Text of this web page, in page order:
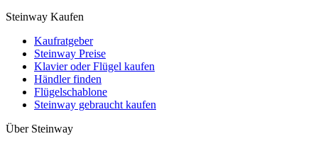
Steinway Kaufen
Kaufratgeber
Steinway Preise
Klavier oder Flügel kaufen
Händler finden
Flügelschablone
Steinway gebraucht kaufen
Über Steinway